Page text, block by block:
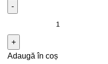
Cantitate Godilicious So
feromoni naturali pentru zeite
(pentru ea)/ Love Cologne for
Adaugă în coș